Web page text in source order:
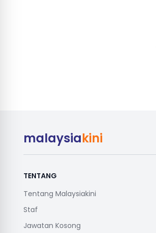
malaysiakini
TENTANG
Tentang Malaysiakini
Staf
Jawatan Kosong